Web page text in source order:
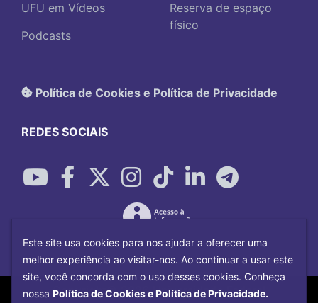
UFU em Vídeos
Podcasts
Reserva de espaço
físico
Política de Cookies e Política de Privacidade
REDES SOCIAIS
Copyright©2026Universidade Federal
Este site usa cookies para nos ajudar a oferecer uma
melhor experiência ao visitar-nos. Ao continuar a usar este
site, você concorda com o uso desses cookies. Conheça
nossa Política de Cookies e Política de Privacidade.